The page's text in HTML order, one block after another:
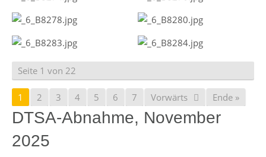
Seite 1 von 22
1 2 3 4 5 6 7 Vorwärts Ende »
DTSA-Abnahme, November
2025